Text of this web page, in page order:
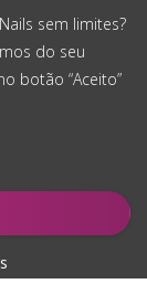
sem limites?
do seu
botão “Aceito”